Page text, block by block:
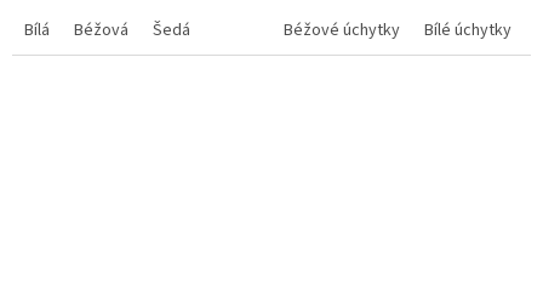
prostornými zásuvkami nabízí...
Bílá Béžová Šedá
prostorné zásuvky na oblečení
a...
Béžové úchytky Bílé úchytky